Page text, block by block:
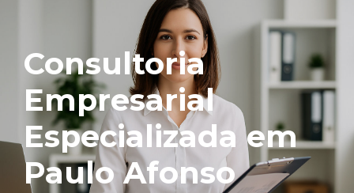
Consultoria
Empresarial
Especializada em
Paulo Afonso